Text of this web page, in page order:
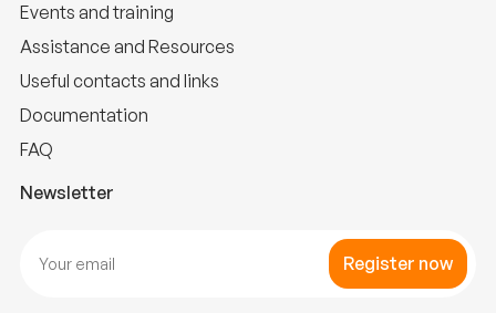
Events and training
Assistance and Resources
Useful contacts and links
Documentation
FAQ
Newsletter
Register now